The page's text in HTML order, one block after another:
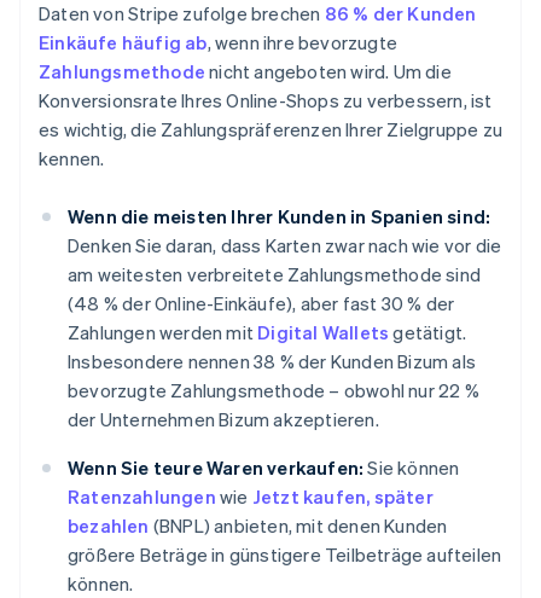
Daten von Stripe zufolge brechen 86 % der Kunden
Einkäufe häufig ab, wenn ihre bevorzugte
Zahlungsmethode nicht angeboten wird. Um die
Konversionsrate Ihres Online-Shops zu verbessern, ist
es wichtig, die Zahlungspräferenzen Ihrer Zielgruppe zu
kennen.
Wenn die meisten Ihrer Kunden in Spanien sind:
Denken Sie daran, dass Karten zwar nach wie vor die
am weitesten verbreitete Zahlungsmethode sind
(48 % der Online-Einkäufe), aber fast 30 % der
Zahlungen werden mit Digital Wallets getätigt.
Insbesondere nennen 38 % der Kunden Bizum als
bevorzugte Zahlungsmethode – obwohl nur 22 %
der Unternehmen Bizum akzeptieren.
Wenn Sie teure Waren verkaufen: Sie können
Ratenzahlungen wie Jetzt kaufen, später
bezahlen (BNPL) anbieten, mit denen Kunden
größere Beträge in günstigere Teilbeträge aufteilen
können.